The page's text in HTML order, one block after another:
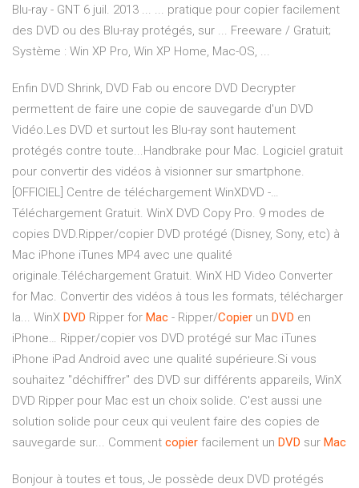
Blu-ray - GNT 6 juil. 2013 ... ... pratique pour copier facilement
des DVD ou des Blu-ray protégés, sur ... Freeware / Gratuit;
Système : Win XP Pro, Win XP Home, Mac-OS, ...
Enfin DVD Shrink, DVD Fab ou encore DVD Decrypter
permettent de faire une copie de sauvegarde d'un DVD
Vidéo.Les DVD et surtout les Blu-ray sont hautement
protégés contre toute...Handbrake pour Mac. Logiciel gratuit
pour convertir des vidéos à visionner sur smartphone.
[OFFICIEL] Centre de téléchargement WinXDVD -…
Téléchargement Gratuit. WinX DVD Copy Pro. 9 modes de
copies DVD.Ripper/copier DVD protégé (Disney, Sony, etc) à
Mac iPhone iTunes MP4 avec une qualité
originale.Téléchargement Gratuit. WinX HD Video Converter
for Mac. Convertir des vidéos à tous les formats, télécharger
la... WinX DVD Ripper for Mac - Ripper/Copier un DVD en
iPhone… Ripper/copier vos DVD protégé sur Mac iTunes
iPhone iPad Android avec une qualité supérieure.Si vous
souhaitez "déchiffrer" des DVD sur différents appareils, WinX
DVD Ripper pour Mac est un choix solide. C'est aussi une
solution solide pour ceux qui veulent faire des copies de
sauvegarde sur... Comment copier facilement un DVD sur Mac
Bonjour à toutes et tous, Je possède deux DVD protégés